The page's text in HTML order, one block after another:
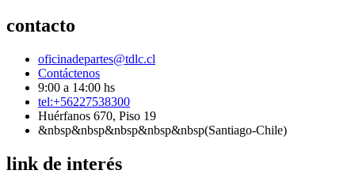
contacto
oficinadepartes@tdlc.cl
Contáctenos
9:00 a 14:00 hs
tel:+56227538300
Huérfanos 670, Piso 19
&nbsp&nbsp&nbsp&nbsp&nbsp(Santiago-Chile)
link de interés